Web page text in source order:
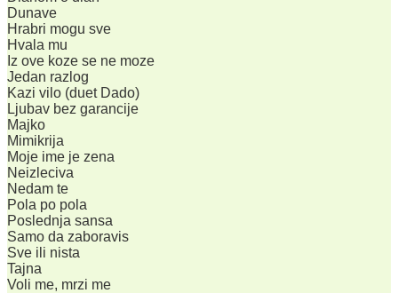
Dunave
Hrabri mogu sve
Hvala mu
Iz ove koze se ne moze
Jedan razlog
Kazi vilo (duet Dado)
Ljubav bez garancije
Majko
Mimikrija
Moje ime je zena
Neizleciva
Nedam te
Pola po pola
Poslednja sansa
Samo da zaboravis
Sve ili nista
Tajna
Voli me, mrzi me